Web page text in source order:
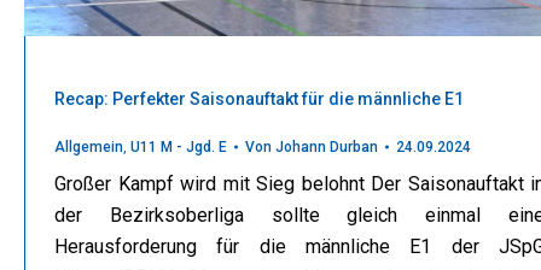
Recap: Perfekter Saisonauftakt für die männliche E1
Allgemein, U11 M - Jgd. E Von Johann Durban 24.09.2024
Großer Kampf wird mit Sieg belohnt Der Saisonauftakt
der Bezirksoberliga sollte gleich einmal
Herausforderung für die männliche E1 der